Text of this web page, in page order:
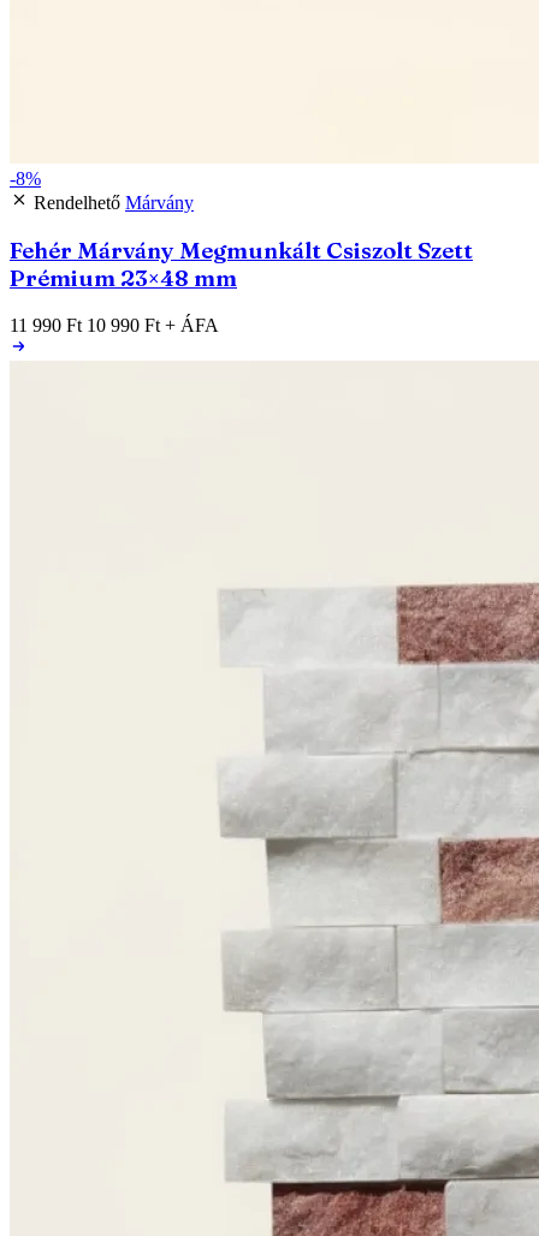
-8%
Rendelhető Márvány
Fehér Márvány Megmunkált Csiszolt Szett
Prémium 23×48 mm
11 990 Ft 10 990 Ft + ÁFA